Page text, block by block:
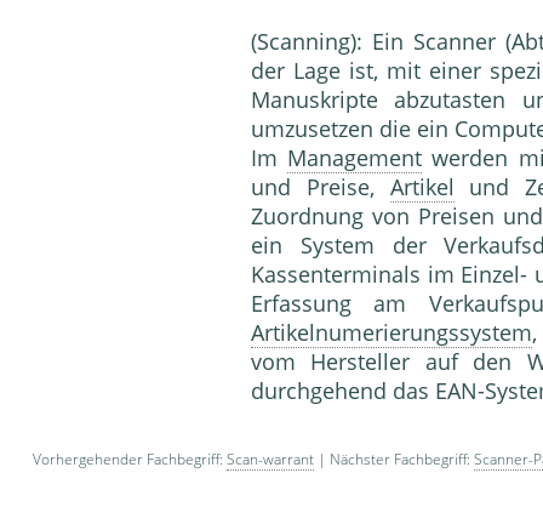
(Scanning): Ein Scanner
der Lage ist, mit einer
Manuskripte abzutasten
umzusetzen die ein
Im Management werden
und Preise, Artikel und
Zuordnung von Preisen
ein System der
Kassenterminals im Einzel-
Erfassung am
Artikelnumerierungssystem
vom Her­steller auf den
durchgehend das EAN-
Vorhergehender Fachbegriff: Scan-warrant | Nächster Fachbegriff: Scanner-